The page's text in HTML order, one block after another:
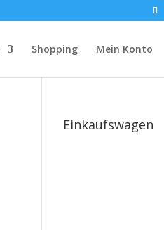
Shopping Mein Konto
Einkaufswagen